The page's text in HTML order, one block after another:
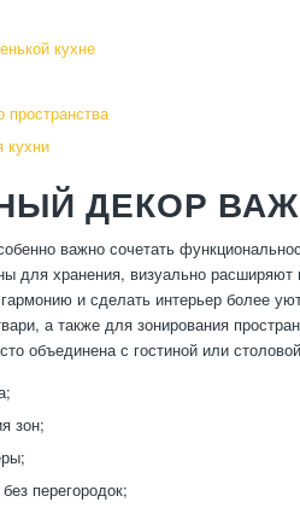
кухне
пространства
кухни
ДЕКОР
важно сочетать
для хранения, визуально
и сделать интерьер более
а также для зонирования
объединена с гостиной или
зон;
перегородок;